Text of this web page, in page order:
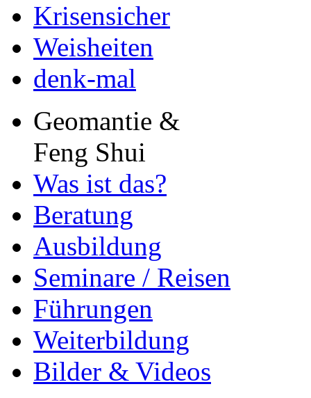
Krisensicher
Weisheiten
denk-mal
Geomantie &
Feng Shui
Was ist das?
Beratung
Ausbildung
Seminare / Reisen
Führungen
Weiterbildung
Bilder & Videos